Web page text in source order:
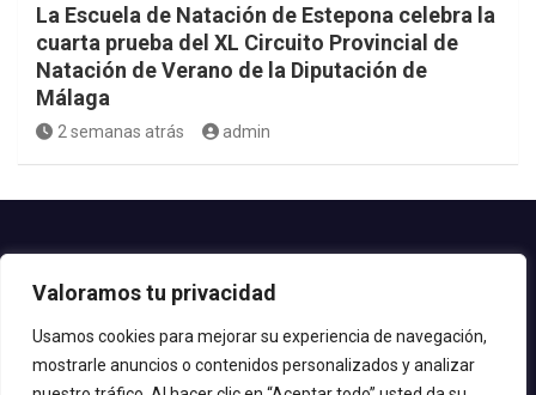
Valoramos tu privacidad
Usamos cookies para mejorar su experiencia de navegación,
mostrarle anuncios o contenidos personalizados y analizar
La Escuela de Natación de Estepona celebra la
cuarta prueba del XL Circuito Provincial de
Natación de Verano de la Diputación de
Málaga
2 semanas atrás admin
Teléfono: 952.80.24.44
© 2020 Delegación de Deportes